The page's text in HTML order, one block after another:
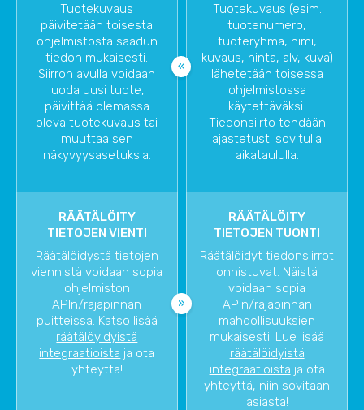
Tuotekuvaus
päivitetään toisesta
ohjelmistosta saadun
tiedon mukaisesti.
Siirron avulla voidaan
luoda uusi tuote,
päivittää olemassa
oleva tuotekuvaus tai
muuttaa sen
näkyvyysasetuksia.
Tuotekuvaus (esim.
tuotenumero,
tuoteryhmä, nimi,
kuvaus, hinta, alv, kuva)
lähetetään toisessa
ohjelmistossa
käytettäväksi.
Tiedonsiirto tehdään
ajastetusti sovitulla
aikataululla.
RÄÄTÄLÖITY
TIETOJEN VIENTI
Räätälöidystä tietojen
viennistä voidaan sopia
ohjelmiston
APIn/rajapinnan
puitteissa. Katso lisää
räätälöyidyistä
integraatioista ja ota
yhteyttä!
RÄÄTÄLÖITY
TIETOJEN TUONTI
Räätälöidyt tiedonsiirrot
onnistuvat. Näistä
voidaan sopia
APIn/rajapinnan
mahdollisuuksien
mukaisesti. Lue lisää
räätälöidyistä
integraatioista ja ota
yhteyttä, niin sovitaan
asiasta!